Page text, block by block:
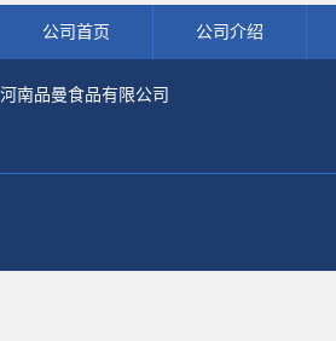
公司首页 公司介绍
河南品曼食品有限公司